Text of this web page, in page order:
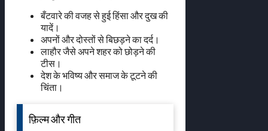
बँटवारे की वजह से हुई हिंसा और दुख की
यादें।
अपनों और दोस्तों से बिछड़ने का दर्द।
लाहौर जैसे अपने शहर को छोड़ने की
टीस।
देश के भविष्य और समाज के टूटने की
चिंता।
फ़िल्म और गीत